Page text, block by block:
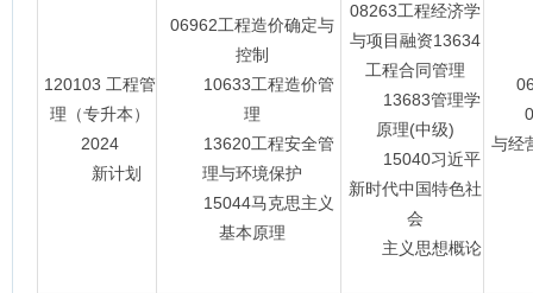
120103 工程管
理（专升本）
2024
新计划
06962工程造价确定与
控制
10633工程造价管
理
13620工程安全管
理与环境保护
15044马克思主义
基本原理
08263工程经济学
与项目融资13634
工程合同管理
13683管理学
原理(中级)
15040习近平
新时代中国特色社
会
主义思想概论
与经